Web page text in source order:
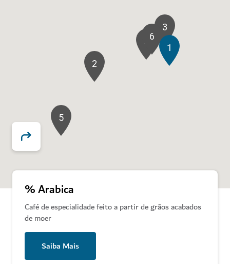
1
2
3
5
6
% Arabica
Café de especialidade feito a partir de grãos acabados
de moer
Saiba Mais